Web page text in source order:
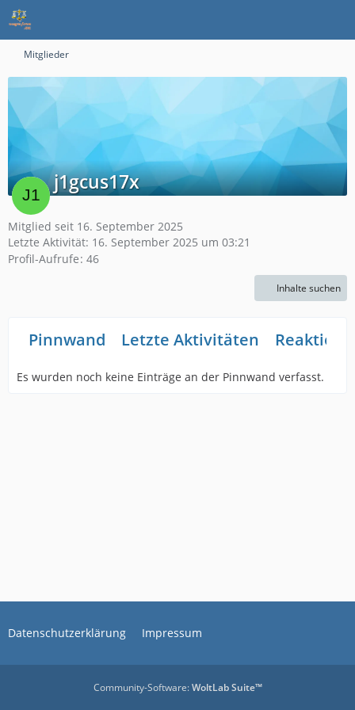
Mitglieder
j1gcus17x
Mitglied seit 16. September 2025
Letzte Aktivität: 16. September 2025 um 03:21
Profil-Aufrufe 46
Inhalte suchen
Pinnwand Letzte Aktivitäten
Es wurden noch keine Einträge an der Pinnwand verfasst.
Datenschutzerklärung Impressum
Community-Software:WoltLab Suite™